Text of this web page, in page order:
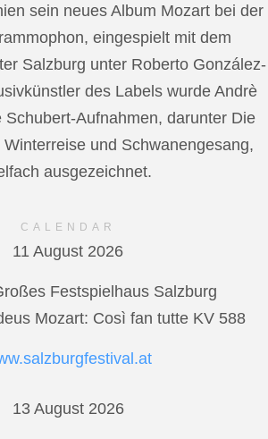
sein neues Album Mozart bei der
eingespielt mit dem
Salzburg unter Roberto González-
des Labels wurde Andrè
Schubert-Aufnahmen, darunter Die
und Schwanengesang,
ausgezeichnet.
CALENDAR
11 August 2026
Festspielhaus Salzburg
Mozart: Così fan tutte KV 588
13 August 2026